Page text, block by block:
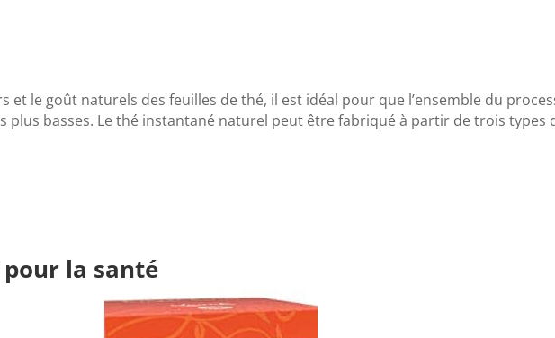
et le goût naturels des feuilles de thé, il est idéal pour que l’ensemble du
plus basses. Le thé instantané naturel peut être fabriqué à partir de trois types
la santé